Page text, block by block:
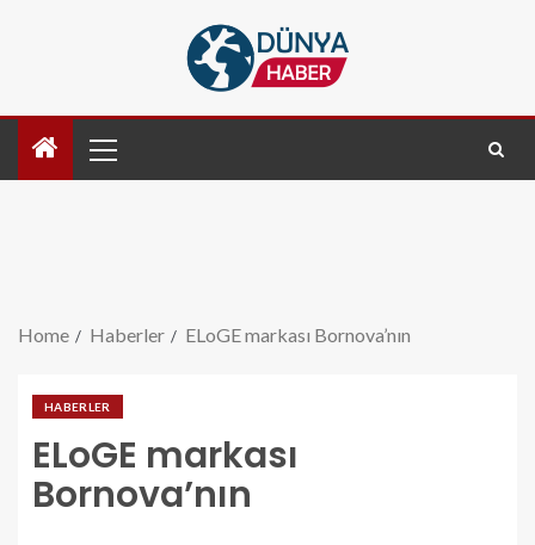
Home Haberler ELoGE markası Bornova’nın
HABERLER
ELoGE markası
Bornova’nın